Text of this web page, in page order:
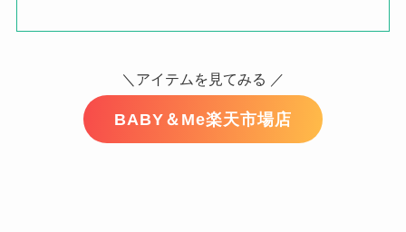
＼アイテムを見てみる ／
BABY＆Me楽天市場店